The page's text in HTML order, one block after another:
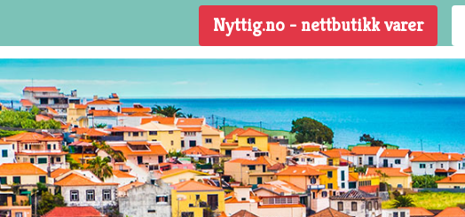
This website uses cookies to ensure you get the best experience on our
Nyttig.no - nettbutikk varer